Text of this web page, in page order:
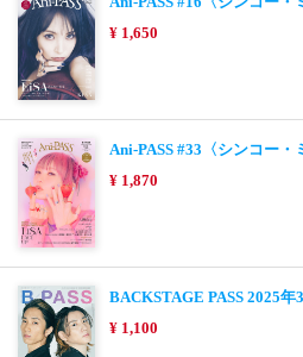
¥ 1,650
Ani-PASS #33〈シンコー・
¥ 1,870
BACKSTAGE PASS 2025年
¥ 1,100